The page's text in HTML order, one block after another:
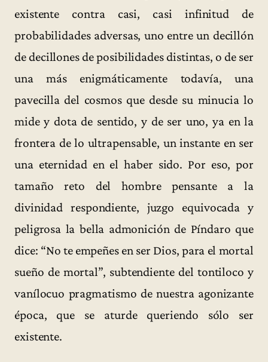
existente contra casi, casi infinitud de
probabilidades adversas, uno entre un decillón
de decillones de posibilidades distintas, o de ser
una más enigmáticamente todavía, una
pavecilla del cosmos que desde su minucia lo
mide y dota de sentido, y de ser uno, ya en la
frontera de lo ultrapensable, un instante en ser
una eternidad en el haber sido. Por eso, por
tamaño reto del hombre pensante a la
divinidad respondiente, juzgo equivocada y
peligrosa la bella admonición de Píndaro que
dice: “No te empeñes en ser Dios, para el mortal
sueño de mortal”, subtendiente del tontiloco y
vanílocuo pragmatismo de nuestra agonizante
época, que se aturde queriendo sólo ser
existente.